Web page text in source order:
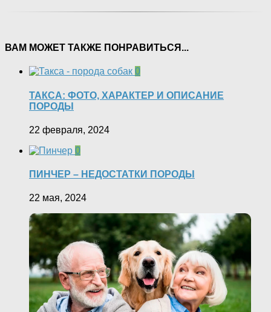
ВАМ МОЖЕТ ТАКЖЕ ПОНРАВИТЬСЯ...
0
ТАКСА: ФОТО, ХАРАКТЕР И ОПИСАНИЕ
ПОРОДЫ
22 февраля, 2024
0
ПИНЧЕР – НЕДОСТАТКИ ПОРОДЫ
22 мая, 2024